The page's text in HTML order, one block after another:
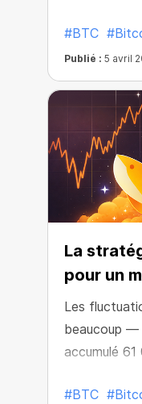
monde à
#BTC
Publié : 5 avril
La
pour un
Les
beaucoup —
accumulé
#BTC